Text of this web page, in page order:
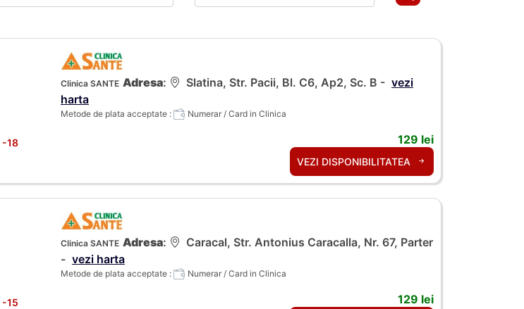
-18
Clinica SANTE Adresa: Slatina, Str. Pacii, Bl. C6, Ap2, Sc. B - vezi
harta
Metode de plata acceptate : Numerar / Card in Clinica
129 lei
VEZI DISPONIBILITATEA
-15
Clinica SANTE Adresa:
Caracal, Str. Antonius Caracalla, Nr. 67, Parter
- vezi harta
Metode de plata acceptate : Numerar / Card in Clinica
129 lei